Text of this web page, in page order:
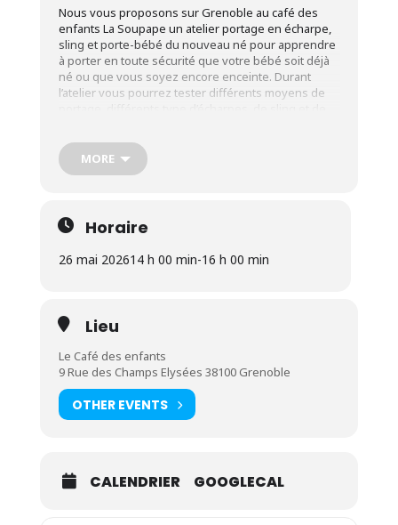
Nous vous proposons sur Grenoble au café des
enfants La Soupape un atelier portage en écharpe,
sling et porte-bébé du nouveau né pour apprendre
à porter en toute sécurité que votre bébé soit déjà
né ou que vous soyez encore enceinte. Durant
l’atelier vous pourrez tester différents moyens de
emprunter gratuitement 1 ou plusieurs modèles
pour tester à la maison.
adhérents du café des enfants, 30€ pour les non
adulte ou enfant supplémentaire: 5€
MORE
Horaire
26 mai 202614 h 00 min-16 h 00 min
Lieu
Le Café des enfants
9 Rue des Champs Elysées 38100 Grenoble
OTHER EVENTS
CALENDRIER GOOGLECAL